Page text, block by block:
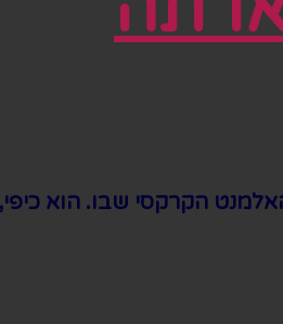
הקרקסי שבו. הוא